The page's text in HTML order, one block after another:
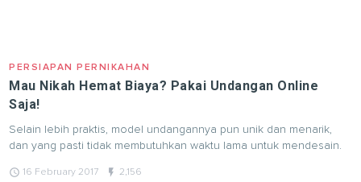
PERSIAPAN PERNIKAHAN
Mau Nikah Hemat Biaya? Pakai Undangan Online
Saja!
Selain lebih praktis, model undangannya pun unik dan menarik,
dan yang pasti tidak membutuhkan waktu lama untuk mendesain.
query_builder 16 February 2017 flash_on 2,156